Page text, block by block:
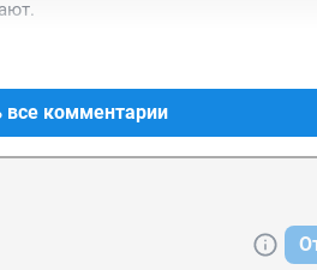
все комментарии